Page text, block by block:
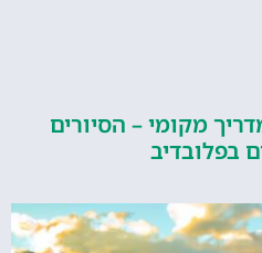
– הסיורים